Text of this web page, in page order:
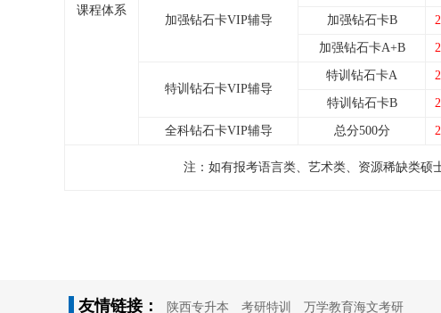
课程体系
加强钻石卡VIP辅导 加强钻石卡B
加强钻石卡A+B
特训钻石卡VIP辅导
特训钻石卡A
特训钻石卡B
全科钻石卡VIP辅导 总分500分
注： 如有报考语言类、艺术类、资源稀缺类硕
友情链接： 陕西专升本 考研特训 万学教育海文考研